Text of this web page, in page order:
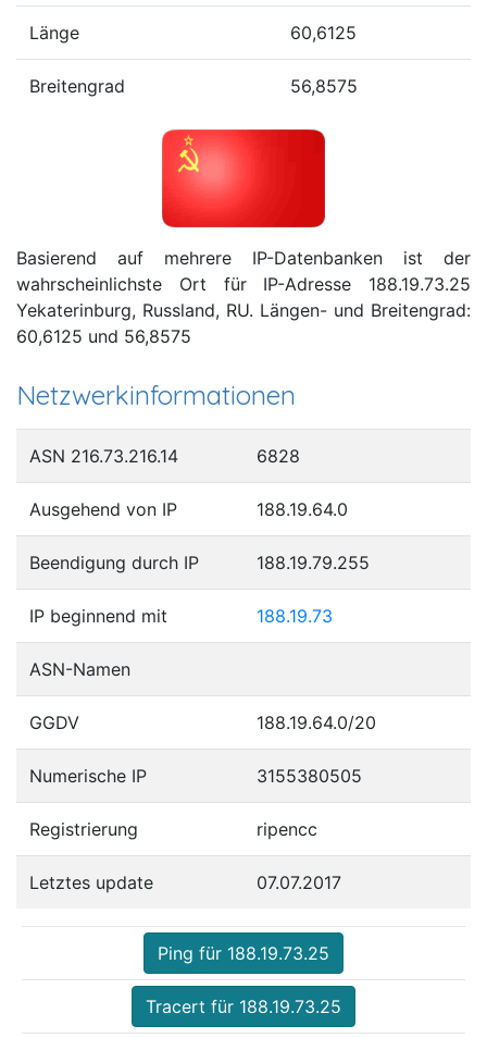
Länge 60,6125
Breitengrad 56,8575
Basierend auf mehrere IP-Datenbanken ist der
wahrscheinlichste Ort für IP-Adresse 188.19.73.25
Yekaterinburg, Russland, RU. Längen- und Breitengrad:
60,6125 und 56,8575
Netzwerkinformationen
ASN 216.73.216.14 6828
Ausgehend von IP 188.19.64.0
Beendigung durch IP 188.19.79.255
IP beginnend mit 188.19.73
ASN-Namen
GGDV 188.19.64.0/20
Numerische IP 3155380505
Registrierung ripencc
Letztes update 07.07.2017
Ping für 188.19.73.25
Tracert für 188.19.73.25